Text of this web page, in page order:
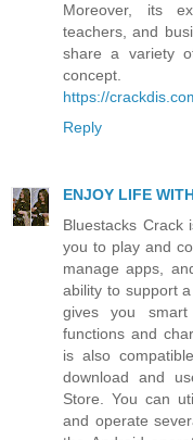
Moreover, its
teachers, and
share a variety
concept.
https://
Reply
ENJOY LIFE
Bluestacks Crack
you to play and
manage apps,
ability to support
gives you
functions and
is also
download and
Store. You can
and operate